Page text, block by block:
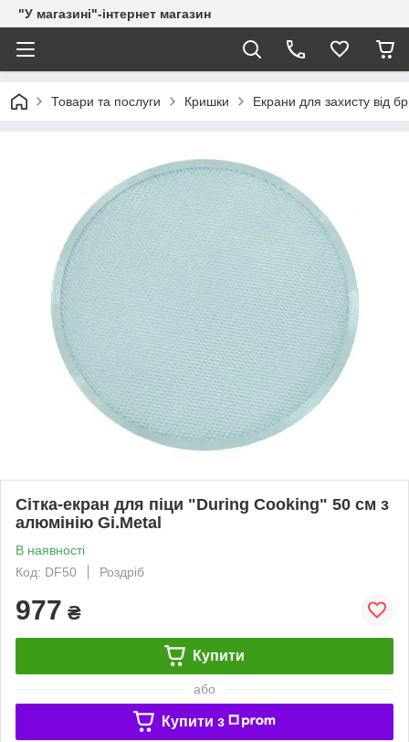
"У магазині"-інтернет магазин
Товари та послуги Кришки Екрани для захисту від
Сітка-екран для піци "During Cooking" 50 см з
алюмінію Gi.Metal
В наявності
Код: DF50
Роздріб
977 ₴
Купити
або
Купити з